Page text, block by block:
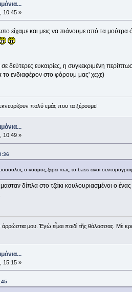
10:45 »
είχαμε και μεις να πιάνουμε από τα
ευκαιρίες, η συγκεκριμένη
το ενδιαφέρον στο φόρουμ μας' χεχε)
πολύ εμάς που τα ξέρουμε!
10:49 »
ο κοσμος,ξερει πως το bass ειναι
δίπλα στο τζάκι κουλουριασμένοι ο
ἀρρώστια μου. Ἐγὼ εἶμαι παιδὶ τῆς θάλασσας. Μὲ
15:15 »